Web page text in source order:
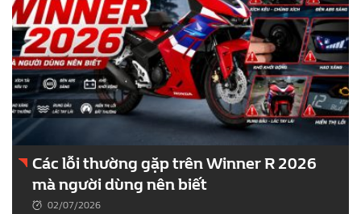
Các lỗi thường gặp trên Winner R 2026
mà người dùng nên biết
02/07/2026